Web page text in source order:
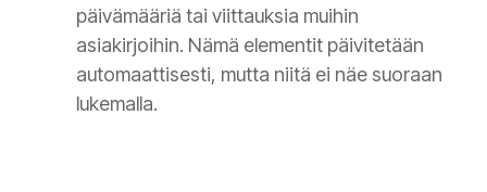
päivämääriä tai viittauksia muihin
asiakirjoihin. Nämä elementit päivitetään
automaattisesti, mutta niitä ei näe suoraan
lukemalla.